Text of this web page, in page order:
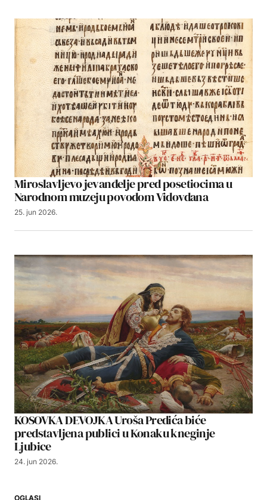
Miroslavljevo jevanđelje pred posetiocima u
Narodnom muzeju povodom Vidovdana
25. jun 2026.
KOSOVKA DEVOJKA Uroša Predića biće
predstavljena publici u Konaku kneginje
Ljubice
24. jun 2026.
OGLASI